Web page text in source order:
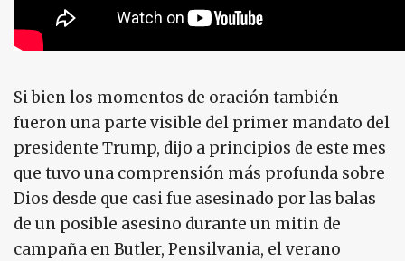
Si bien los momentos de oración también
fueron una parte visible del primer mandato del
presidente Trump, dijo a principios de este mes
que tuvo una comprensión más profunda sobre
Dios desde que casi fue asesinado por las balas
de un posible asesino durante un mitin de
campaña en Butler, Pensilvania, el verano